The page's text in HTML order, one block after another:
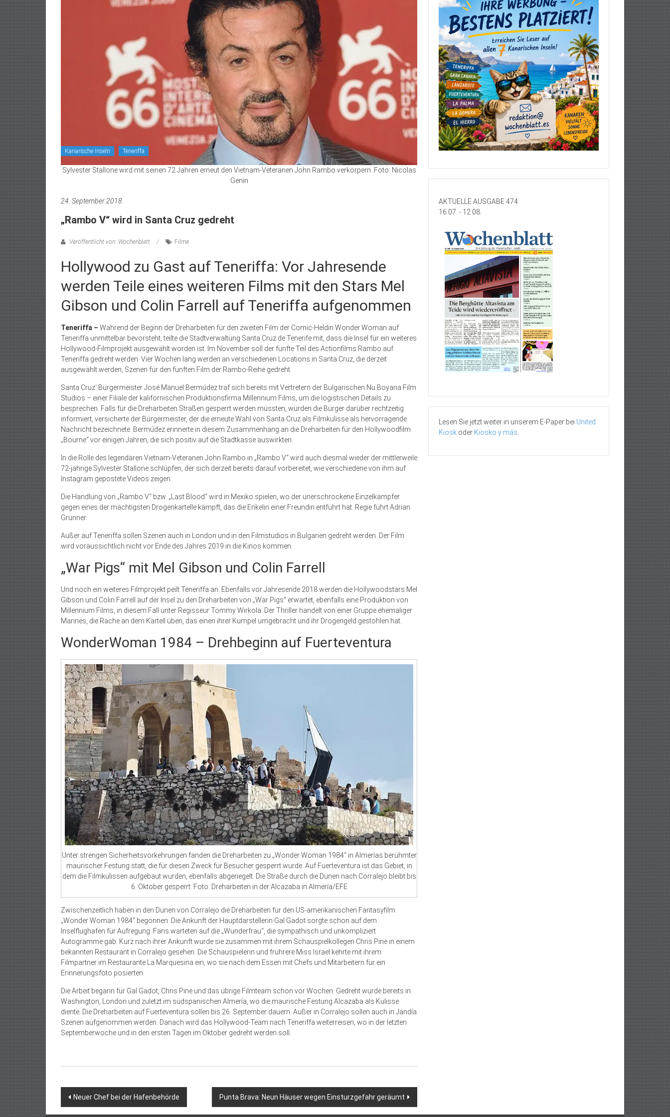
Kanarische Inseln Teneriffa
Sylvester Stallone wird mit seinen 72 Jahren erneut den Vietnam-Veteranen John Rambo verkörpern. Foto: Nicolas
Genin
24. September 2018
„Rambo V“ wird in Santa Cruz gedreht
Veröffentlicht von: Wochenblatt Filme
Hollywood zu Gast auf Teneriffa: Vor Jahresende
werden Teile eines weiteren Films mit den Stars Mel
Gibson und Colin Farrell auf Teneriffa aufgenommen
Teneriffa – Während der Beginn der Dreharbeiten für den zweiten Film der Comic-Heldin Wonder Woman auf
Teneriffa unmittelbar bevorsteht, teilte die Stadtverwaltung Santa Cruz de Tenerife mit, dass die Insel für ein weiteres
Hollywood-Filmprojekt ausgewählt worden ist. Im November soll der fünfte Teil des Actionfilms Rambo auf
Teneriffa gedreht werden. Vier Wochen lang werden an verschiedenen Locations in Santa Cruz, die derzeit
ausgewählt werden, Szenen für den fünften Film der Rambo-Reihe gedreht.
Santa Cruz‘ Bürgermeister José Manuel Bermúdez traf sich bereits mit Vertretern der Bulgarischen Nu Boyana Film
Studios – einer Filiale der kalifornischen Produktionsfirma Millennium Films, um die logistischen Details zu
besprechen. Falls für die Dreharbeiten Straßen gesperrt werden müssten, würden die Bürger darüber rechtzeitig
informiert, versicherte der Bürgermeister, der die erneute Wahl von Santa Cruz als Filmkulisse als hervorragende
Nachricht bezeichnete. Bermúdez erinnerte in diesem Zusammenhang an die Dreharbeiten für den Hollywoodfilm
„Bourne“ vor einigen Jahren, die sich positiv auf die Stadtkasse auswirkten.
In die Rolle des legendären Vietnam-Veteranen John Rambo in „Rambo V“ wird auch diesmal wieder der mittlerweile
72-jährige Sylvester Stallone schlüpfen, der sich derzeit bereits darauf vorbereitet, wie verschiedene von ihm auf
Instagram gepostete Videos zeigen.
Die Handlung von „Rambo V“ bzw. „Last Blood“ wird in Mexiko spielen, wo der unerschrockene Einzelkämpfer
gegen eines der mächtigsten Drogenkartelle kämpft, das die Enkelin einer Freundin entführt hat. Regie führt Adrian
Grunner.
Außer auf Teneriffa sollen Szenen auch in London und in den Filmstudios in Bulgarien gedreht werden. Der Film
wird voraussichtlich nicht vor Ende des Jahres 2019 in die Kinos kommen.
„War Pigs“ mit Mel Gibson und Colin Farrell
Und noch ein weiteres Filmprojekt peilt Teneriffa an. Ebenfalls vor Jahresende 2018 werden die Hollywoodstars Mel
Gibson und Colin Farrell auf der Insel zu den Dreharbeiten von „War Pigs“ erwartet, ebenfalls eine Produktion von
Millennium Films, in diesem Fall unter Regisseur Tommy Wirkola. Der Thriller handelt von einer Gruppe ehemaliger
Marines, die Rache an dem Kartell üben, das einen ihrer Kumpel umgebracht und ihr Drogengeld gestohlen hat.
WonderWoman 1984 – Drehbeginn auf Fuerteventura
Unter strengen Sicherheitsvorkehrungen fanden die Dreharbeiten zu „Wonder Woman 1984“ in Almerías berühmter
maurischer Festung statt, die für diesen Zweck für Besucher gesperrt wurde. Auf Fuerteventura ist das Gebiet, in
dem die Filmkulissen aufgebaut wurden, ebenfalls abgeriegelt. Die Straße durch die Dünen nach Corralejo bleibt bis
6. Oktober gesperrt. Foto: Dreharbeiten in der Alcazaba in Almería/EFE
Zwischenzeitlich haben in den Dünen von Corralejo die Dreharbeiten für den US-amerikanischen Fantasyfilm
„Wonder Woman 1984“ begonnen. Die Ankunft der Hauptdarstellerin Gal Gadot sorgte schon auf dem
Inselflughafen für Aufregung. Fans warteten auf die „Wunderfrau“, die sympathisch und unkompliziert
Autogramme gab. Kurz nach ihrer Ankunft wurde sie zusammen mit ihrem Schauspielkollegen Chris Pine in einem
bekannten Restaurant in Corralejo gesehen. Die Schauspielerin und frührere Miss Israel kehrte mit ihrem
Filmpartner im Restaurante La Marquesina ein, wo sie nach dem Essen mit Chefs und Mitarbeitern für ein
Erinnerungsfoto posierten.
Die Arbeit begann für Gal Gadot, Chris Pine und das übrige Filmteam schon vor Wochen. Gedreht wurde bereits in
Washington, London und zuletzt im südspanischen Almería, wo die maurische Festung Alcazaba als Kulisse
diente. Die Dreharbeiten auf Fuerteventura sollen bis 26. September dauern. Außer in Corralejo sollen auch in Jandía
Szenen aufgenommen werden. Danach wird das Hollywood-Team nach Teneriffa weiterreisen, wo in der letzten
Septemberwoche und in den ersten Tagen im Oktober gedreht werden soll.
Beitragsnavigation
Neuer Chef bei der Hafenbehörde Punta Brava: Neun Häuser wegen Einsturzgefahr geräumt
AKTUELLE AUSGABE 474
16.07. - 12.08.
Lesen Sie jetzt weiter in unserem E-Paper bei United
Kiosk oder Kiosko y más